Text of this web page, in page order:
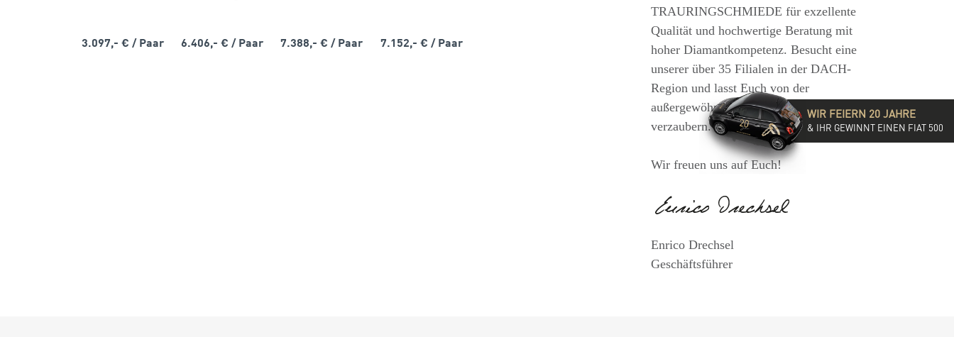
3.097,- € / Paar 6.406,- €/ Paar 7.388,- €/ Paar 7.152,- € / Paar
TRAURINGSCHMIEDE für exzellente
Qualität und hochwertige Beratung mit
hoher Diamantkompetenz. Besucht eine
unserer über 35 Filialen in der DACH-
Region und lasst Euch von der
außergewöhnlichen Vielfalt unserer Ringe
verzaubern.
Wir freuen uns auf Euch!
Enrico Drechsel
Geschäftsführer
WIR FEIERN 20 JAHRE
& IHR GEWINNT EINEN FIAT 500